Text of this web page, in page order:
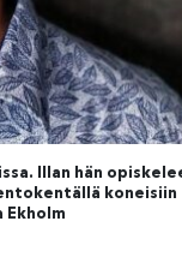
Illan hän
koneisiin